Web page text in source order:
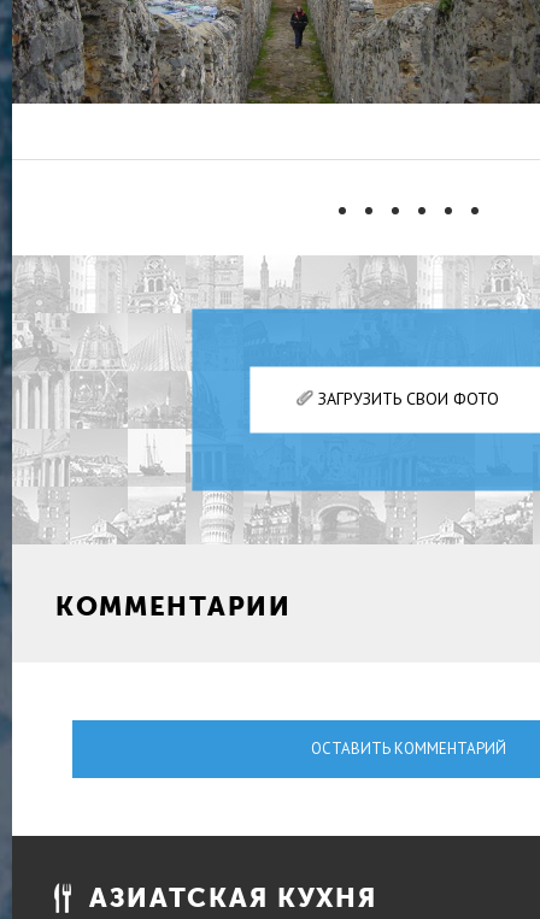
ЗАГРУЗИТЬ СВОИ ФОТО
КОММЕНТАРИИ
ОСТАВИТЬ КОММЕНТАРИЙ
АЗИАТСКАЯ КУХНЯ